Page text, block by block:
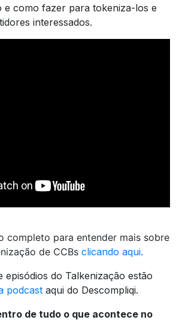
e como fazer para tokeniza-los e
interessados.
completo para entender mais sobre
de CCBs clicando aqui.
episódios do Talkenização estão
podcast aqui do Descompliqi.
de tudo o que acontece no